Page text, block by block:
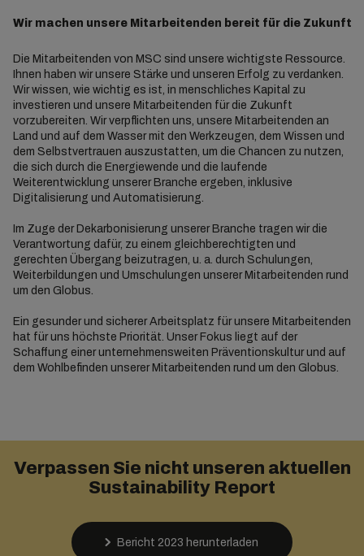
Wir machen unsere Mitarbeitenden bereit für die Zukunft
Die Mitarbeitenden von MSC sind unsere wichtigste Ressource.
Ihnen haben wir unsere Stärke und unseren Erfolg zu verdanken.
Wir wissen, wie wichtig es ist, in menschliches Kapital zu
investieren und unsere Mitarbeitenden für die Zukunft
vorzubereiten. Wir verpflichten uns, unsere Mitarbeitenden an
Land und auf dem Wasser mit den Werkzeugen, dem Wissen und
dem Selbstvertrauen auszustatten, um die Chancen zu nutzen,
die sich durch die Energiewende und die laufende
Weiterentwicklung unserer Branche ergeben, inklusive
Digitalisierung und Automatisierung.
Im Zuge der Dekarbonisierung unserer Branche tragen wir die
Verantwortung dafür, zu einem gleichberechtigten und
gerechten Übergang beizutragen, u. a. durch Schulungen,
Weiterbildungen und Umschulungen unserer Mitarbeitenden rund
um den Globus.
Ein gesunder und sicherer Arbeitsplatz für unsere Mitarbeitenden
hat für uns höchste Priorität. Unser Fokus liegt auf der
Schaffung einer unternehmensweiten Präventionskultur und auf
dem Wohlbefinden unserer Mitarbeitenden rund um den Globus.
Verpassen Sie nicht unseren aktuellen
Sustainability Report
Bericht 2023 herunterladen